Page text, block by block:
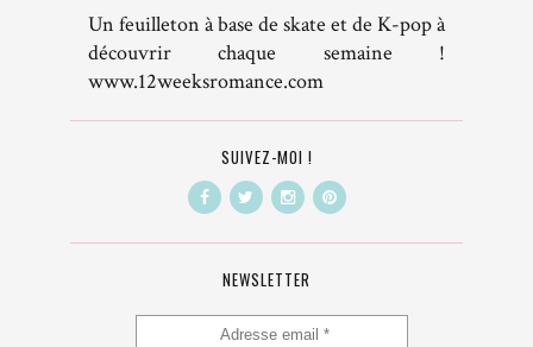
Un feuilleton à base de skate et de K-pop à
découvrir chaque semaine !
www.12weeksromance.com
SUIVEZ-MOI !
NEWSLETTER